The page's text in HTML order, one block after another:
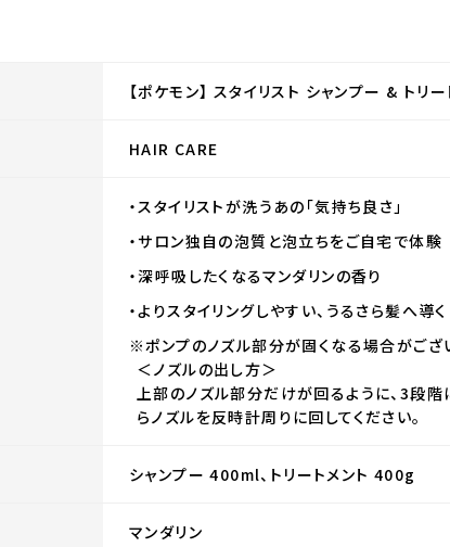
【ポケモン】 スタイリスト シャンプー & トリ
HAIR CARE
・スタイリストが洗うあの「気持ち良さ」
・サロン独自の泡質と泡立ちをご自宅で体験
・深呼吸したくなるマンダリンの香り
・よりスタイリングしやすい、うるさら髪へ導く
※ポンプのノズル部分が固くなる場合がござ
＜ノズルの出し方＞
上部のノズル部分だけが回るように、3段
らノズルを反時計周りに回してください。
シャンプー 400ml、トリートメント 400g
マンダリン